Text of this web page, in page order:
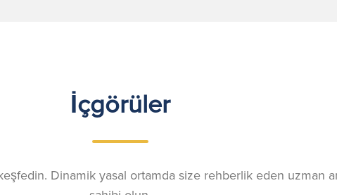
İçgörüler
Dinamik yasal ortamda size rehberlik eden uzman